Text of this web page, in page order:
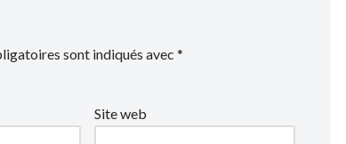
sont indiqués avec *
Site web